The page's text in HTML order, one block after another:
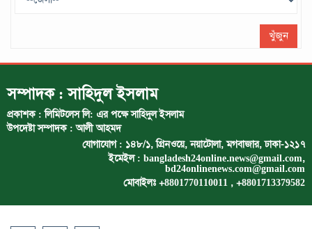
খুঁজুন
সম্পাদক : সাহিদুল ইসলাম
প্রকাশক : লিমিটলেস লি: এর পক্ষে সাহিদুল ইসলাম
উপদেষ্টা সম্পাদক : আলী আহমদ
যোগাযোগ : ১৪৮/১, গ্রিনওয়ে, নয়াটোলা, মগবাজার, ঢাকা-১২১৭
ইমেইল : bangladesh24online.news@gmail.com,
bd24onlinenews.com@gmail.com
মোবাইলঃ +8801770110011 , +8801713379582